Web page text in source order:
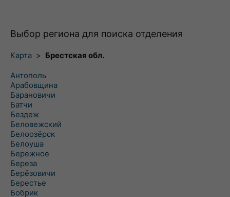
Выбор региона для поиска отделения
Карта > Брестская обл.
Антополь
Арабовщина
Барановичи
Батчи
Бездеж
Беловежский
Белоозёрск
Белоуша
Бережное
Береза
Берёзовичи
Берестье
Бобрик